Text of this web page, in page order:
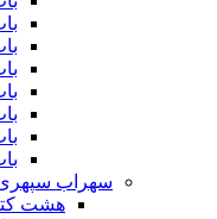
سهراب سپهری
هشت